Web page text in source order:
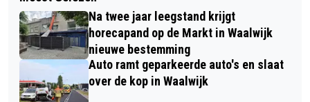
BIBLIOTHEEKDEUREN WEER OPEN
Na twee jaar leegstand krijgt
horecapand op de Markt in Waalwijk
nieuwe bestemming
Auto ramt geparkeerde auto's en slaat
over de kop in Waalwijk